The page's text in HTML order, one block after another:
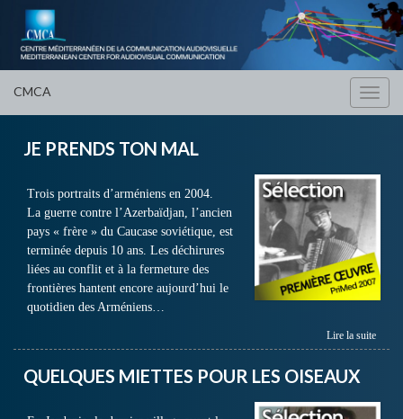
CMCA
JE PRENDS TON MAL
Trois portraits d’arméniens en 2004.
La guerre contre l’Azerbaïdjan, l’ancien
pays « frère » du Caucase soviétique, est
terminée depuis 10 ans. Les déchirures
liées au conflit et à la fermeture des
frontières hantent encore aujourd’hui le
quotidien des Arméniens…
Lire la suite
QUELQUES MIETTES POUR LES OISEAUX